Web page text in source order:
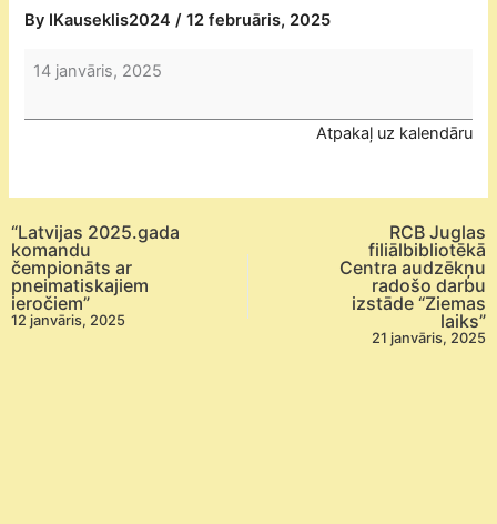
By IKauseklis2024/12 februāris, 2025
Jelgavas
pašvaldības
iestādes
“Jaunrades
nams
“Junda””
sacensībās
trases
14 janvāris, 2025
Atpakaļ uz kalendāru
“Latvijas 2025.gada
komandu
čempionāts ar
pneimatiskajiem
ieročiem”
12 janvāris, 2025
RCB Juglas
filiālbibliotēkā
Centra audzēkņu
radošo darbu
izstāde “Ziemas
laiks”
21 janvāris, 2025